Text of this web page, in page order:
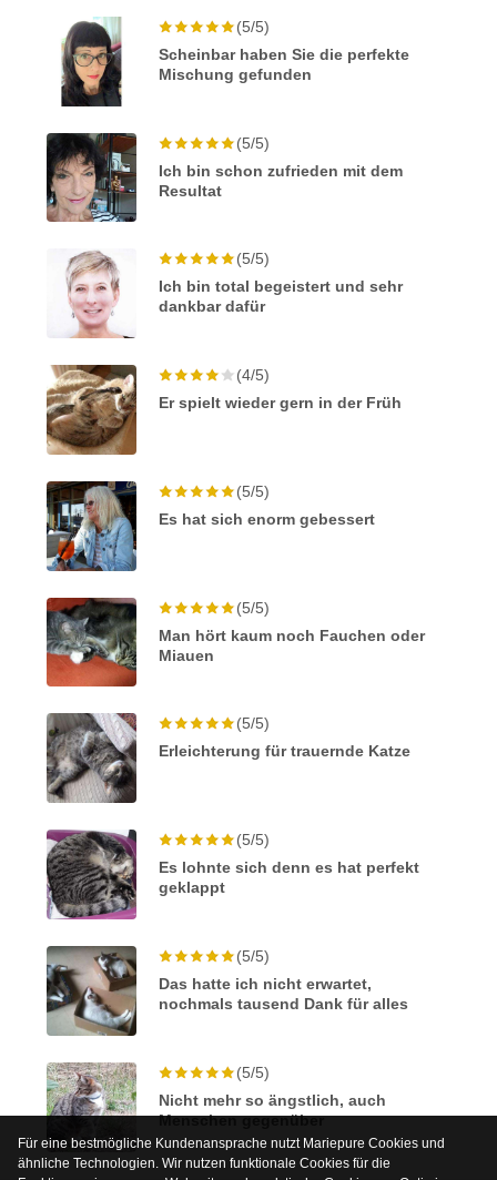
(5/5)
Scheinbar haben Sie die perfekte
Mischung gefunden
(5/5)
Ich bin schon zufrieden mit dem
Resultat
(5/5)
Ich bin total begeistert und sehr
dankbar dafür
(4/5)
Er spielt wieder gern in der Früh
(5/5)
Es hat sich enorm gebessert
(5/5)
Man hört kaum noch Fauchen oder
Miauen
(5/5)
Erleichterung für trauernde Katze
(5/5)
Es lohnte sich denn es hat perfekt
geklappt
(5/5)
Das hatte ich nicht erwartet,
nochmals tausend Dank für alles
(5/5)
Nicht mehr so ängstlich, auch
Menschen gegenüber
Für eine bestmögliche Kundenansprache nutzt Mariepure Cookies und
ähnliche Technologien. Wir nutzen funktionale Cookies für die